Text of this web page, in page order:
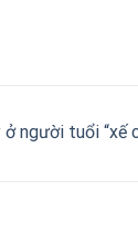
người tuổi “xế